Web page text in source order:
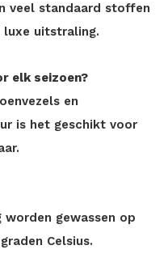
veel standaard stoffen
luxe uitstraling.
elk seizoen?
en
is het geschikt voor
worden gewassen op
Celsius.